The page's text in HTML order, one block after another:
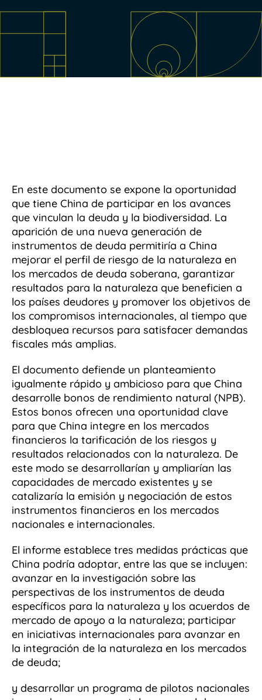
En este documento se expone la oportunidad
que tiene China de participar en los avances
que vinculan la deuda y la biodiversidad. La
aparición de una nueva generación de
instrumentos de deuda permitiría a China
mejorar el perfil de riesgo de la naturaleza en
los mercados de deuda soberana, garantizar
resultados para la naturaleza que beneficien a
los países deudores y promover los objetivos de
los compromisos internacionales, al tiempo que
desbloquea recursos para satisfacer demandas
fiscales más amplias.
El documento defiende un planteamiento
igualmente rápido y ambicioso para que China
desarrolle bonos de rendimiento natural (NPB).
Estos bonos ofrecen una oportunidad clave
para que China integre en los mercados
financieros la tarificación de los riesgos y
resultados relacionados con la naturaleza. De
este modo se desarrollarían y ampliarían las
capacidades de mercado existentes y se
catalizaría la emisión y negociación de estos
instrumentos financieros en los mercados
nacionales e internacionales.
El informe establece tres medidas prácticas que
China podría adoptar, entre las que se incluyen:
avanzar en la investigación sobre las
perspectivas de los instrumentos de deuda
específicos para la naturaleza y los acuerdos de
mercado de apoyo a la naturaleza; participar
en iniciativas internacionales para avanzar en
la integración de la naturaleza en los mercados
de deuda;
y desarrollar un programa de pilotos nacionales